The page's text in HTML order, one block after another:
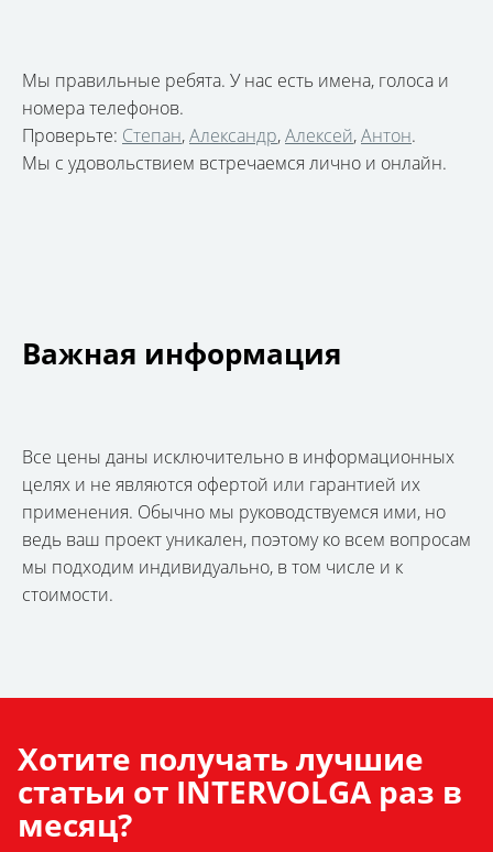
Мы правильные ребята. У нас есть имена, голоса и
номера телефонов.
Проверьте: Степан,Александр,Алексей,Антон.
Мы с удовольствием встречаемся лично и онлайн.
Важная информация
Все цены даны исключительно в информационных
целях и не являются офертой или гарантией их
применения. Обычно мы руководствуемся ими, но
ведь ваш проект уникален, поэтому ко всем вопросам
мы подходим индивидуально, в том числе и к
стоимости.
Хотите получать лучшие
статьи от INTERVOLGA раз в
месяц?